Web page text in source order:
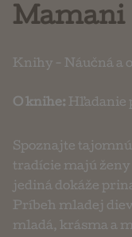
Mamani
Knihy - Náučná a
O knihe: Hľadanie
Spoznajte
tradície majú
jediná dokáže
Príbeh mladej
mladá, krásma a